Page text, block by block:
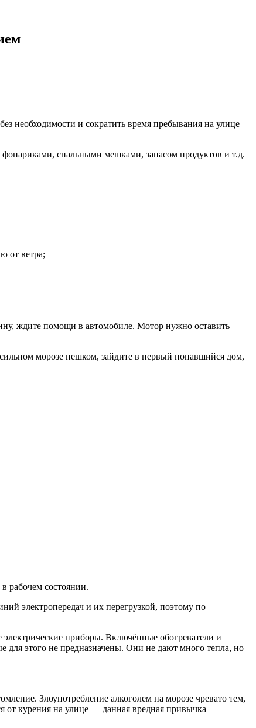
необходимости и сократить время пребывания на улице
спальными мешками, запасом продуктов и т.д.
от ветра;
ждите помощи в автомобиле. Мотор нужно оставить
морозе пешком, зайдите в первый попавшийся дом,
рабочем состоянии.
электропередач и их перегрузкой, поэтому по
приборы. Включённые обогреватели и
для этого не предназначены. Они не дают много тепла, но
Злоупотребление алкоголем на морозе чревато тем,
от курения на улице — данная вредная привычка